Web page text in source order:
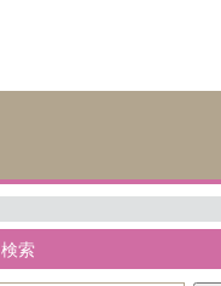
検索